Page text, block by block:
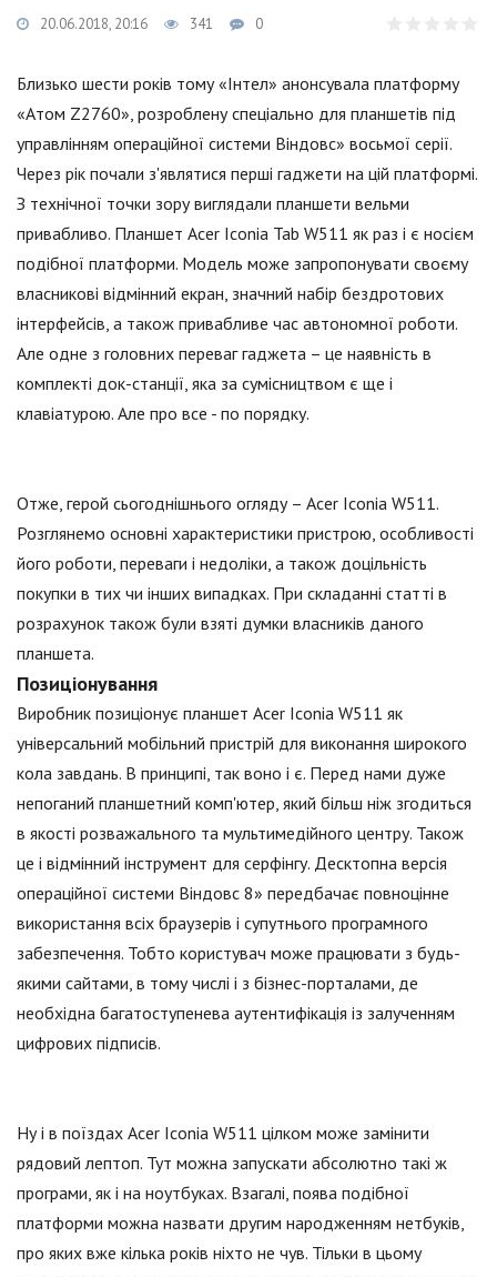
20.06.2018, 20:16 341 0
Близько шести років тому «Інтел» анонсувала платформу
«Атом Z2760», розроблену спеціально для планшетів під
управлінням операційної системи Віндовс» восьмої серії.
Через рік почали з'являтися перші гаджети на цій платформі.
З технічної точки зору виглядали планшети вельми
привабливо. Планшет Acer Iconia Tab W511 як раз і є носієм
подібної платформи. Модель може запропонувати своєму
власникові відмінний екран, значний набір бездротових
інтерфейсів, а також привабливе час автономної роботи.
Але одне з головних переваг гаджета – це наявність в
комплекті док-станції, яка за сумісництвом є ще і
клавіатурою. Але про все - по порядку.
Отже, герой сьогоднішнього огляду – Acer Iconia W511.
Розглянемо основні характеристики пристрою, особливості
його роботи, переваги і недоліки, а також доцільність
покупки в тих чи інших випадках. При складанні статті в
розрахунок також були взяті думки власників даного
планшета.
Позиціонування
Виробник позиціонує планшет Acer Iconia W511 як
універсальний мобільний пристрій для виконання широкого
кола завдань. В принципі, так воно і є. Перед нами дуже
непоганий планшетний комп'ютер, який більш ніж згодиться
в якості розважального та мультимедійного центру. Також
це і відмінний інструмент для серфінгу. Десктопна версія
операційної системи Віндовс 8» передбачає повноцінне
використання всіх браузерів і супутнього програмного
забезпечення. Тобто користувач може працювати з будь-
якими сайтами, в тому числі і з бізнес-порталами, де
необхідна багатоступенева аутентифікація із залученням
цифрових підписів.
Ну і в поїздах Acer Iconia W511 цілком може замінити
рядовий лептоп. Тут можна запускати абсолютно такі ж
програми, як і на ноутбуках. Взагалі, поява подібної
платформи можна назвати другим народженням нетбуків,
про яких вже кілька років ніхто не чув. Тільки в цьому